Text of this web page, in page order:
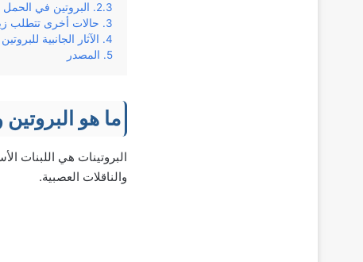
البروتين في الحمل
حالات أخرى تتطلب
الآثار الجانبية للبروتين
المصدر
ما هو
البروتينات هي اللبنات
والناقلات العصبية.